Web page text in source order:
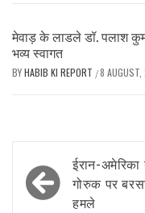
मेवाड़ के लाडले डॉ. पलाश
भव्य स्वागत
BYHABIB KI REPORT /8
Post
navigation
ईरान-
गोरुक पर
हमले